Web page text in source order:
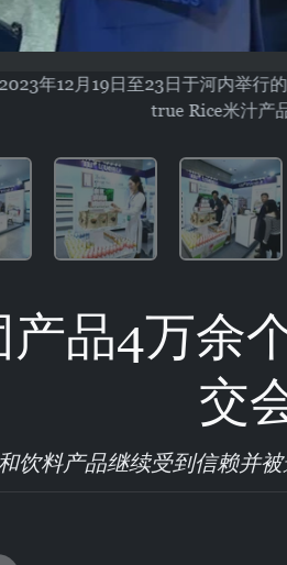
年12月19日至23日于河内举
true Rice米汁产
品4万余
交
饮料产品继续受到信赖并